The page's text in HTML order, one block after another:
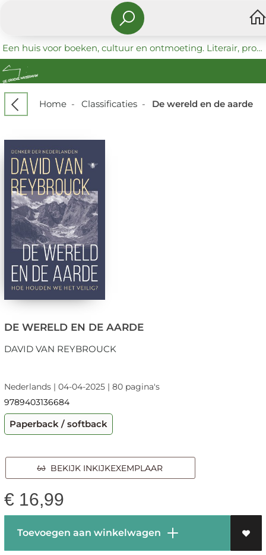
Een huis voor boeken, cultuur en ontmoeting. Literair, progressief en coöperatief.
Home- Classificaties- De wereld en de aarde
DE WERELD EN DE AARDE
DAVID VAN REYBROUCK
Nederlands | 04-04-2025 | 80 pagina's
9789403136684
Paperback / softback
BEKIJK INKIJKEXEMPLAAR
€ 16,99
Toevoegen aan winkelwagen